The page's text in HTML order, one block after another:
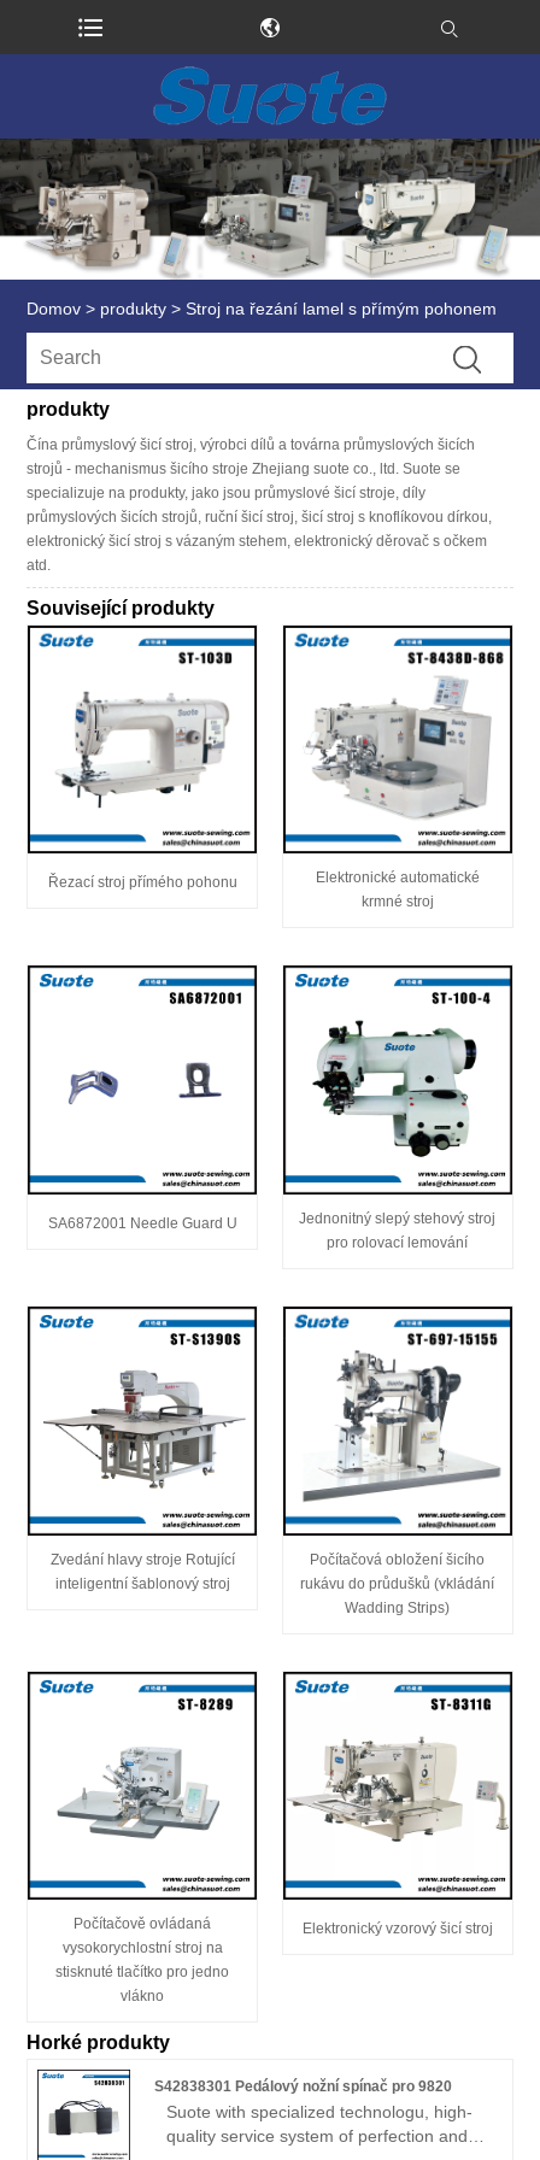
Domov > produkty > Stroj na řezání lamel s přímým pohonem
produkty
Čína průmyslový šicí stroj, výrobci dílů a továrna průmyslových šicích
strojů - mechanismus šicího stroje Zhejiang suote co., ltd. Suote se
specializuje na produkty, jako jsou průmyslové šicí stroje, díly
průmyslových šicích strojů, ruční šicí stroj, šicí stroj s knoflíkovou dírkou,
elektronický šicí stroj s vázaným stehem, elektronický děrovač s očkem
atd.
Související produkty
Řezací stroj přímého pohonu
Elektronické automatické
krmné stroj
SA6872001 Needle Guard U
Jednonitný slepý stehový stroj
pro rolovací lemování
Zvedání hlavy stroje Rotující
inteligentní šablonový stroj
Počítačová obložení šicího
rukávu do průdušků (vkládání
Wadding Strips)
Počítačově ovládaná
vysokorychlostní stroj na
stisknuté tlačítko pro jedno
vlákno
Elektronický vzorový šicí stroj
Horké produkty
S42838301 Pedálový nožní spínač pro 9820
Suote with specialized technologu, high-
quality service system of perfection and